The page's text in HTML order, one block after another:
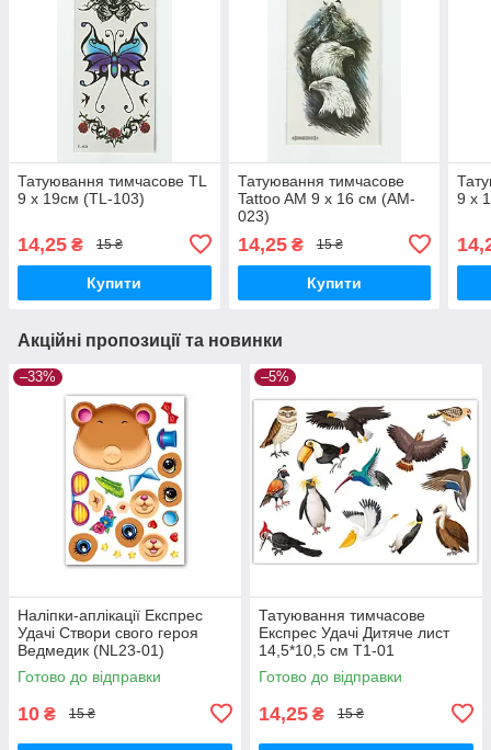
Татуювання тимчасове TL
9 х 19см (TL-103)
14,25 ₴ 15 ₴
Купити
Татуювання тимчасове
Tattoo AM 9 х 16 см (AM-
023)
14,25₴ 15 ₴
Купити
9 х
Акційні пропозиції та новинки
–33%
Наліпки-аплікації Експрес
Удачі Створи свого героя
Ведмедик (NL23-01)
Готово до відправки
10 ₴ 15 ₴
–5%
Татуювання тимчасове
Експрес Удачі Дитяче лист
14,5*10,5 см Т1-01
Готово до відправки
14,25 ₴ 15 ₴